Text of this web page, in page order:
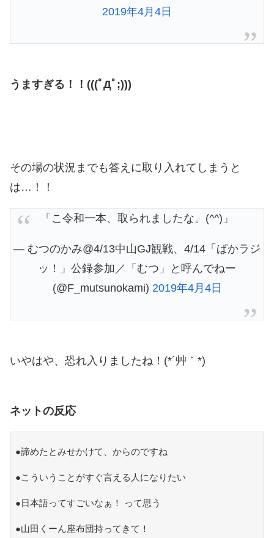
2019年4月4日
うますぎる！！(((ﾟДﾟ;)))
その場の状況までも答えに取り入れてしまうと
は…！！
「こ令和一本、取られましたな。(^^)」
— むつのかみ@4/13中山GJ観戦、4/14「ぱかラジ
ッ！」公録参加／「むつ」と呼んでねー
(@F_mutsunokami) 2019年4月4日
いやはや、恐れ入りましたね！(*´艸｀*)
ネットの反応
●諦めたとみせかけて、からのですね
●こういうことがすぐ言える人になりたい
●日本語ってすごいなぁ！ って思う
●山田くーん座布団持ってきて！